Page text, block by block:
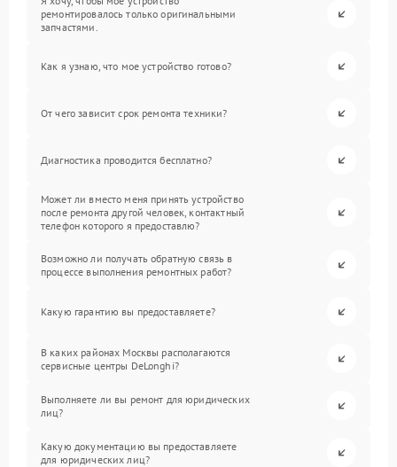
ремонтировалось только оригинальными
запчастями.
Как я узнаю, что мое устройство готово?
От чего зависит срок ремонта техники?
Диагностика проводится бесплатно?
Может ли вместо меня принять устройство
после ремонта другой человек, контактный
телефон которого я предоставлю?
Возможно ли получать обратную связь в
процессе выполнения ремонтных работ?
Какую гарантию вы предоставляете?
В каких районах Москвы располагаются
сервисные центры DeLonghi?
Выполняете ли вы ремонт для юридических
лиц?
Какую документацию вы предоставляете
для юридических лиц?